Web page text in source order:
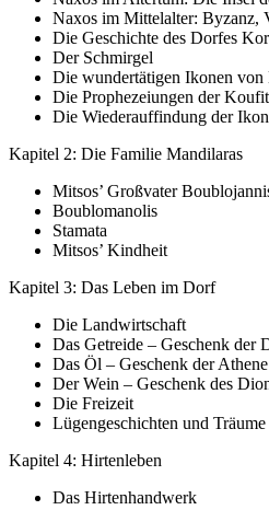
Naxos im Mittelalter: Byzanz,
Die Geschichte des Dorfes
Der Schmirgel
Die wundertätigen Ikonen von
Die Prophezeiungen der
Die Wiederauffindung der
Kapitel 2: Die Familie Mandilaras
Mitsos’ Großvater
Boublomanolis
Stamata
Mitsos’ Kindheit
Kapitel 3: Das Leben im Dorf
Die Landwirtschaft
Das Getreide – Geschenk der
Das Öl – Geschenk der Athene
Der Wein – Geschenk des
Die Freizeit
Lügengeschichten und Träume
Kapitel 4: Hirtenleben
Das Hirtenhandwerk